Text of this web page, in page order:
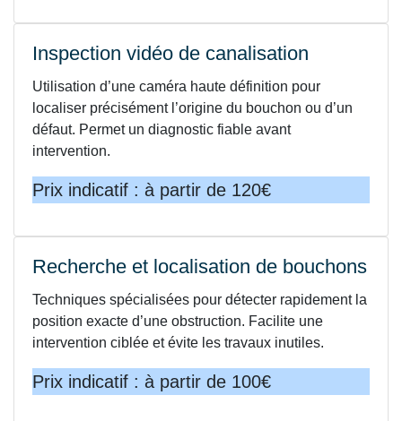
Inspection vidéo de canalisation
Utilisation d’une caméra haute définition pour
localiser précisément l’origine du bouchon ou d’un
défaut. Permet un diagnostic fiable avant
intervention.
Prix indicatif : à partir de 120€
Recherche et localisation de bouchons
Techniques spécialisées pour détecter rapidement la
position exacte d’une obstruction. Facilite une
intervention ciblée et évite les travaux inutiles.
Prix indicatif : à partir de 100€